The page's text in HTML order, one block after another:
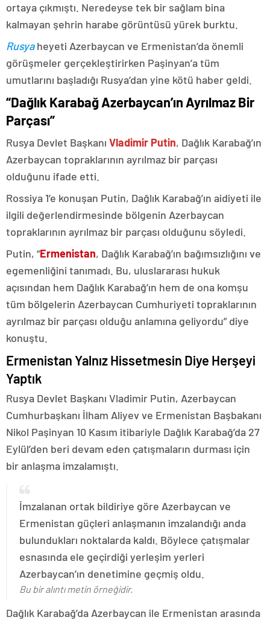
ortaya çıkmıştı. Neredeyse tek bir sağlam bina
kalmayan şehrin harabe görüntüsü yürek burktu.
Rusyaheyeti Azerbaycan ve Ermenistan’da önemli
görüşmeler gerçekleştirirken Paşinyan’a tüm
umutlarını başladığı Rusya’dan yine kötü haber geldi.
“Dağlık Karabağ Azerbaycan’ın Ayrılmaz Bir
Parçası”
Rusya Devlet Başkanı Vladimir Putin, Dağlık Karabağ’ın
Azerbaycan topraklarının ayrılmaz bir parçası
olduğunu ifade etti.
Rossiya 1’e konuşan Putin, Dağlık Karabağ’ın aidiyeti ile
ilgili değerlendirmesinde bölgenin Azerbaycan
topraklarının ayrılmaz bir parçası olduğunu söyledi.
Putin, “Ermenistan, Dağlık Karabağ’ın bağımsızlığını ve
egemenliğini tanımadı. Bu, uluslararası hukuk
açısından hem Dağlık Karabağ’ın hem de ona komşu
tüm bölgelerin Azerbaycan Cumhuriyeti topraklarının
ayrılmaz bir parçası olduğu anlamına geliyordu” diye
konuştu.
Ermenistan Yalnız Hissetmesin Diye Herşeyi
Yaptık
Rusya Devlet Başkanı Vladimir Putin, Azerbaycan
Cumhurbaşkanı İlham Aliyev ve Ermenistan Başbakanı
Nikol Paşinyan 10 Kasım itibariyle Dağlık Karabağ’da 27
Eylül’den beri devam eden çatışmaların durması için
bir anlaşma imzalamıştı.
İmzalanan ortak bildiriye göre Azerbaycan ve
Ermenistan güçleri anlaşmanın imzalandığı anda
bulundukları noktalarda kaldı. Böylece çatışmalar
esnasında ele geçirdiği yerleşim yerleri
Azerbaycan’ın denetimine geçmiş oldu.
Bu bir alıntı metin örneğidir.
Dağlık Karabağ’da Azerbaycan ile Ermenistan arasında